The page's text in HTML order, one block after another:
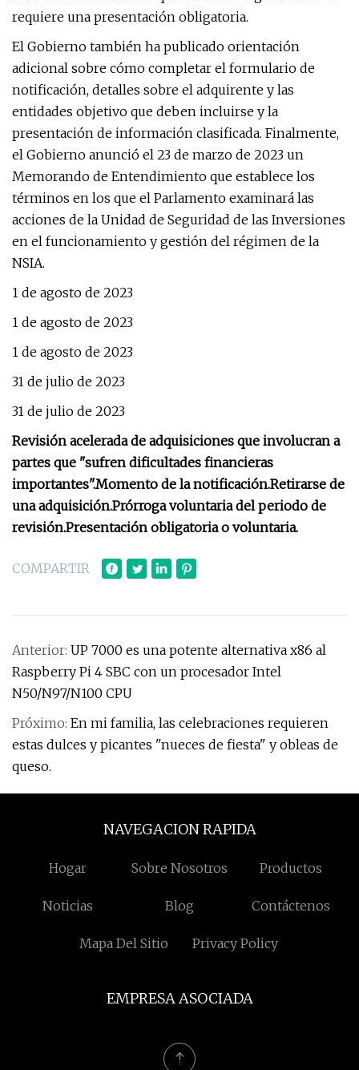
requiere una presentación obligatoria.
El Gobierno también ha publicado orientación
adicional sobre cómo completar el formulario de
notificación, detalles sobre el adquirente y las
entidades objetivo que deben incluirse y la
presentación de información clasificada. Finalmente,
el Gobierno anunció el 23 de marzo de 2023 un
Memorando de Entendimiento que establece los
términos en los que el Parlamento examinará las
acciones de la Unidad de Seguridad de las Inversiones
en el funcionamiento y gestión del régimen de la
NSIA.
1 de agosto de 2023
1 de agosto de 2023
1 de agosto de 2023
31 de julio de 2023
31 de julio de 2023
Revisión acelerada de adquisiciones que involucran a
partes que "sufren dificultades financieras
importantes".Momento de la notificación.Retirarse de
una adquisición.Prórroga voluntaria del periodo de
revisión.Presentación obligatoria o voluntaria.
COMPARTIR
Anterior: UP 7000 es una potente alternativa x86 al
Raspberry Pi 4 SBC con un procesador Intel
N50/N97/N100 CPU
Próximo: En mi familia, las celebraciones requieren
estas dulces y picantes "nueces de fiesta" y obleas de
queso.
NAVEGACION RAPIDA
Hogar Sobre Nosotros Productos
Noticias Blog Contáctenos
Mapa Del Sitio Privacy Policy
EMPRESA ASOCIADA